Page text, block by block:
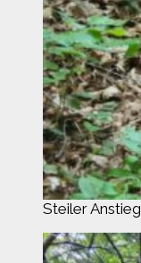
Steiler Anstieg